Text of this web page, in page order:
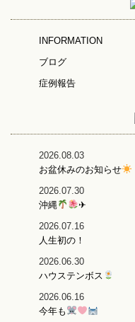
INFORMATION
ブログ
症例報告
2026.08.03
お盆休みのお知らせ
2026.07.30
沖縄
✈
2026.07.16
人生初の！
2026.06.30
ハウステンボス
2026.06.16
今年も